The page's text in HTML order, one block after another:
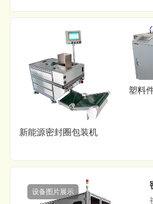
新能源密封圈包装机
塑料
设备图片展示